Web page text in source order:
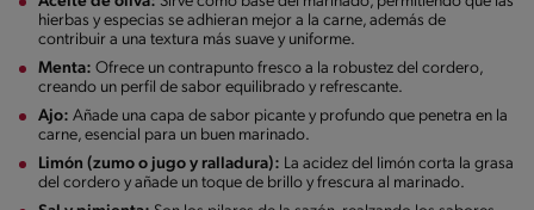
hierbas y especias se adhieran mejor a la carne, además de
contribuir a una textura más suave y uniforme.
Menta: Ofrece un contrapunto fresco a la robustez del cordero,
creando un perfil de sabor equilibrado y refrescante.
Ajo: Añade una capa de sabor picante y profundo que penetra en la
carne, esencial para un buen marinado.
Limón (zumo o jugo y ralladura): La acidez del limón corta la grasa
del cordero y añade un toque de brillo y frescura al marinado.